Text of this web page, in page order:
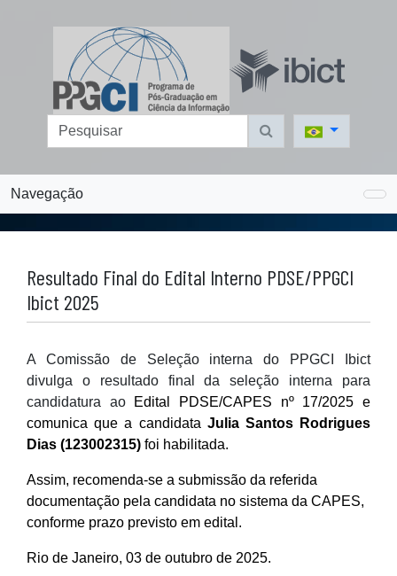
Navegação
Resultado Final do Edital Interno PDSE/PPGCI
Ibict 2025
A Comissão de Seleção interna do PPGCI Ibict
divulga o resultado final da seleção interna para
candidatura ao Edital PDSE/CAPES nº 17/2025 e
comunica que a candidata Julia Santos Rodrigues
Dias (123002315) foi habilitada.
Assim, recomenda-se a submissão da referida
documentação pela candidata no sistema da CAPES,
conforme prazo previsto em edital.
Rio de Janeiro, 03 de outubro de 2025.